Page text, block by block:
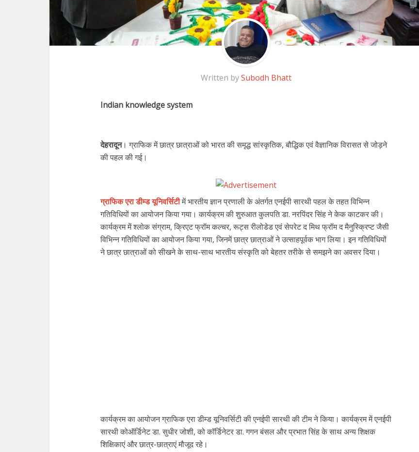
Written bySubodh Bhatt
Indian knowledge system
देहरादून। ग्राफिक में छात्र छात्राओं को भारत की समृद्ध सांस्कृतिक, बौद्धिक एवं वैज्ञानिक विरासत से जोड़ने
की पहल की गई।
ग्राफिक एरा डीम्ड यूनिवर्सिटीमें भारतीय ज्ञान प्रणाली के अंतर्गत एनईपी सारथी पहल के तहत विभिन्न
गतिविधियों का आयोजन किया गया। कार्यक्रम की शुरुआत कुलपति डा. नरपिंदर सिंह ने केक काटकर की।
कार्यक्रम में श्लोक संग्राम, क्रिएट फ्रॉम कल्चर, रूट्स रीलोडेड एवं सेपरेट द मिथ फ्रॉम द मैनुस्क्रिप्ट जैसी
विभिन्न गतिविधियों का आयोजन किया गया, जिनमें छात्र छात्राओं ने उत्साहपूर्वक भाग लिया। इन गतिविधियों
ने छात्र छात्राओं को सीखने के साथ-साथ भारतीय संस्कृति को बेहतर तरीके से समझने का अवसर दिया।
कार्यक्रम का आयोजन ग्राफिक एरा डीम्ड यूनिवर्सिटी की एनईपी सारथी की टीम ने किया। कार्यक्रम में एनईपी
सारथी कोऑर्डिनेट डा. सुधीर जोशी, को कॉर्डिनेटर डा. गगन बंसल और प्रभात सिंह के साथ अन्य शिक्षक
शिक्षिकाएं और छात्र-छात्राएं मौजूद रहे।